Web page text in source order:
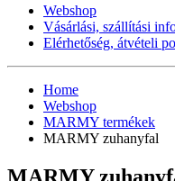
Webshop
Vásárlási, szállítási
Elérhetőség, átvételi
Home
Webshop
MARMY termékek
MARMY zuhanyfal
MARMY